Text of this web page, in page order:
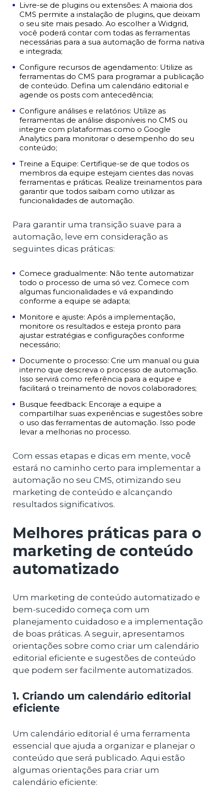
Livre-se de plugins ou extensões: A maioria dos
CMS permite a instalação de plugins, que deixam
o seu site mais pesado. Ao escolher a Widgrid,
você poderá contar com todas as ferramentas
necessárias para a sua automação de forma nativa
e integrada;
Configure recursos de agendamento: Utilize as
ferramentas do CMS para programar a publicação
de conteúdo. Defina um calendário editorial e
agende os posts com antecedência;
Configure análises e relatórios: Utilize as
ferramentas de análise disponíveis no CMS ou
integre com plataformas como o Google
Analytics para monitorar o desempenho do seu
conteúdo;
Treine a Equipe: Certifique-se de que todos os
membros da equipe estejam cientes das novas
ferramentas e práticas. Realize treinamentos para
garantir que todos saibam como utilizar as
funcionalidades de automação.
Para garantir uma transição suave para a
automação, leve em consideração as
seguintes dicas práticas:
Comece gradualmente: Não tente automatizar
todo o processo de uma só vez. Comece com
algumas funcionalidades e vá expandindo
conforme a equipe se adapta;
Monitore e ajuste: Após a implementação,
monitore os resultados e esteja pronto para
ajustar estratégias e configurações conforme
necessário;
Documente o processo: Crie um manual ou guia
interno que descreva o processo de automação.
Isso servirá como referência para a equipe e
facilitará o treinamento de novos colaboradores;
Busque feedback: Encoraje a equipe a
compartilhar suas experiências e sugestões sobre
o uso das ferramentas de automação. Isso pode
levar a melhorias no processo.
Com essas etapas e dicas em mente, você
estará no caminho certo para implementar a
automação no seu CMS, otimizando seu
marketing de conteúdo e alcançando
resultados significativos.
Melhores práticas para o
marketing de conteúdo
automatizado
Um marketing de conteúdo automatizado e
bem-sucedido começa com um
planejamento cuidadoso e a implementação
de boas práticas. A seguir, apresentamos
orientações sobre como criar um calendário
editorial eficiente e sugestões de conteúdo
que podem ser facilmente automatizados.
1. Criando um calendário editorial
eficiente
Um calendário editorial é uma ferramenta
essencial que ajuda a organizar e planejar o
conteúdo que será publicado. Aqui estão
algumas orientações para criar um
calendário eficiente: